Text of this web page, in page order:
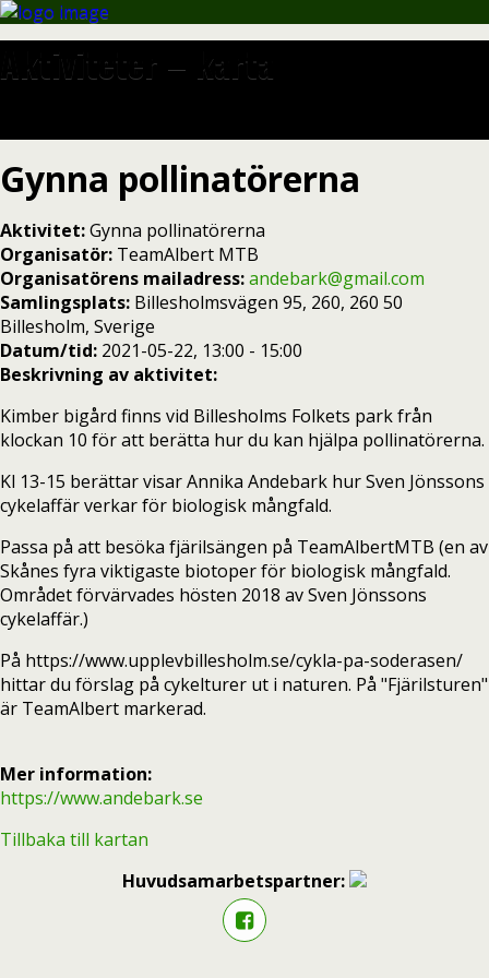
Aktiviteter – karta
Gynna pollinatörerna
Aktivitet:Gynna pollinatörerna
Organisatör: TeamAlbert MTB
Organisatörens mailadress:andebark@gmail.com
Samlingsplats: Billesholmsvägen 95, 260, 260 50
Billesholm, Sverige
Datum/tid: 2021-05-22, 13:00 - 15:00
Beskrivning av aktivitet:
Kimber bigård finns vid Billesholms Folkets park från
klockan 10 för att berätta hur du kan hjälpa pollinatörerna.
Kl 13-15 berättar visar Annika Andebark hur Sven Jönssons
cykelaffär verkar för biologisk mångfald.
Passa på att besöka fjärilsängen på TeamAlbertMTB (en av
Skånes fyra viktigaste biotoper för biologisk mångfald.
Området förvärvades hösten 2018 av Sven Jönssons
cykelaffär.)
På https://www.upplevbillesholm.se/cykla-pa-soderasen/
hittar du förslag på cykelturer ut i naturen. På "Fjärilsturen"
är TeamAlbert markerad.
Mer information:
https://www.andebark.se
Tillbaka till kartan
Huvudsamarbetspartner: